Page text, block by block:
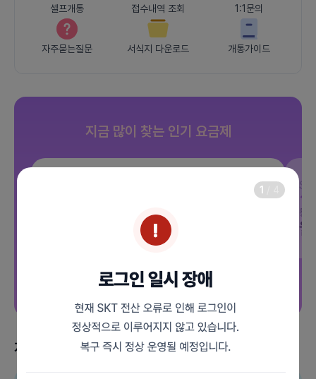
셀프개통 접수내역 조회 1:1문의
자주묻는질문 서식지 다운로드 개통가이드
지금 많이 찾는 인기 요금제
/ 평생할인
통
전체보기
지금 받을 수 있는 혜택
1